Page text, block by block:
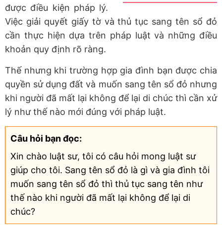
được điều kiện pháp lý.
Việc giải quyết giấy tờ và thủ tục sang tên sổ đỏ
cần thực hiện dựa trên pháp luật và những điều
khoản quy định rõ ràng.
Thế nhưng khi trường hợp gia đình bạn được chia
quyền sử dụng đất và muốn sang tên sổ đỏ nhưng
khi người đã mất lại không để lại di chúc thì cần xử
lý như thế nào mới đúng với pháp luật.
Câu hỏi bạn đọc:
Xin chào luật sư, tôi có câu hỏi mong luật sư
giúp cho tôi. Sang tên sổ đỏ là gì và gia đình tôi
muốn sang tên sổ đỏ thì thủ tục sang tên như
thế nào khi người đã mất lại không để lại di
chúc?